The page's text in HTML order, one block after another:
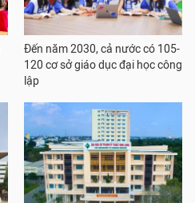
Đến năm 2030, cả nước có 105-
120 cơ sở giáo dục đại học công
lập